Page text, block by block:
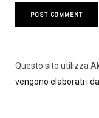
Questo sito utilizza
vengono elaborati i